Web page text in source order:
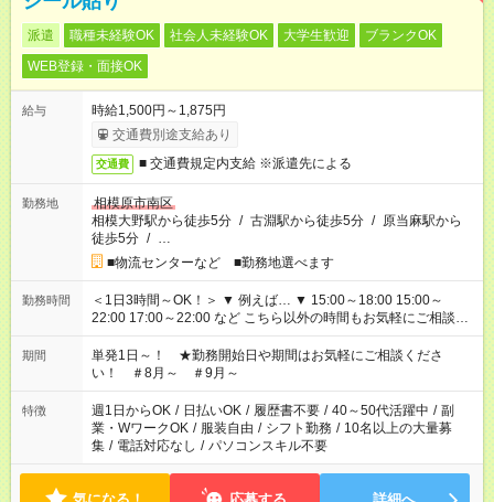
派遣 職種未経験OK 社会人未経験OK 大学生歓迎
ブランクOK
WEB登録・面接OK
給与
時給1,500円～1,875円
交通費別途支給あり
交通費 ■ 交通費規定内支給 ※派遣先による
勤務地
相模原市南区
相模大野駅から徒歩5分 / 古淵駅から徒歩5分 / 原当麻駅から
徒歩5分 / …
■物流センターなど ■勤務地選べます
勤務時間
＜1日3時間～OK！＞ ▼ 例えば… ▼ 15:00～18:00 15:00～
22:00 17:00～22:00 など こちら以外の時間もお気軽にご相談く
ださい！
期間
単発1日～！ ★勤務開始日や期間はお気軽にご相談くださ
い！ ＃8月～ ＃9月～
特徴 週1日からOK / 日払いOK / 履歴書不要 / 40～50代活躍中 / 副
業・WワークOK / 服装自由 / シフト勤務 / 10名以上の大量募
集 / 電話対応なし / パソコンスキル不要